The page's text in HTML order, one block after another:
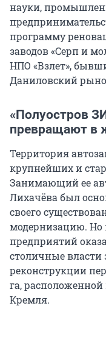
науки,
программу
заводов «Серп и
НПО «Взлет»,
Даниловский
«Полуостров
превращают в
Территория
крупнейших и
Занимающий ее
Лихачёва был
своего
модернизацию. Но
предприятий
столичные власти
реконструкции
га, расположенной
Кремля.